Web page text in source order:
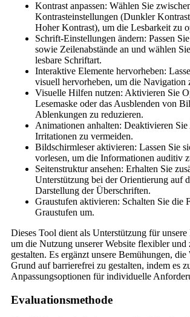
Kontrast anpassen: Wählen Sie
Kontrasteinstellungen (Dunkler
Hoher Kontrast), um die Lesbarkeit zu
Schrift-Einstellungen ändern: Passen
sowie Zeilenabstände an und wählen
lesbare Schriftart.
Interaktive Elemente hervorheben:
visuell hervorheben, um die Navigation
Visuelle Hilfen nutzen: Aktivieren Sie
Lesemaske oder das Ausblenden von
Ablenkungen zu reduzieren.
Animationen anhalten: Deaktivieren
Irritationen zu vermeiden.
Bildschirmleser aktivieren: Lassen Sie
vorlesen, um die Informationen auditiv
Seitenstruktur ansehen: Erhalten Sie
Unterstützung bei der Orientierung auf
Darstellung der Überschriften.
Graustufen aktivieren: Schalten Sie die
Graustufen um.
Dieses Tool dient als Unterstützung für unsere
um die Nutzung unserer Website flexibler und
gestalten. Es ergänzt unsere Bemühungen, die
Grund auf barrierefrei zu gestalten, indem es
Anpassungsoptionen für individuelle
Evaluationsmethode